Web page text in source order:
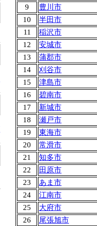
9
豊川市
10
半田市
11
稲沢市
12
安城市
13
蒲郡市
14
刈谷市
15
津島市
16
碧南市
17
新城市
18
瀬戸市
19
東海市
20
常滑市
21
知多市
22
田原市
23
あま市
24
江南市
25
大府市
26
尾張旭市